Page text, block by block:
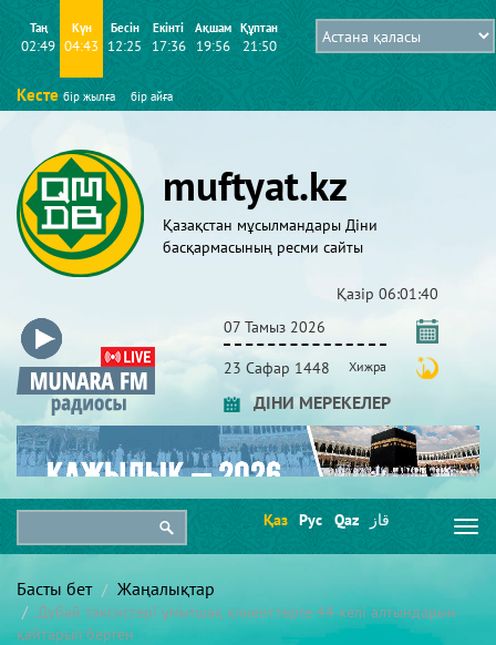
Таң
02:49
Күн
04:43
Бесін
12:25
Екінті
17:36
Ақшам
19:56
Құптан
21:50
Кесте бір жылға бір айға
muftyat.kz
Қазақстан мұсылмандары Діни
басқармасының ресми сайты
Қазір 06:01:41
07 Тамыз 2026
23 Сафар 1448 Хижра
ДІНИ МЕРЕКЕЛЕР
Қаз Рус Qaz قاز
Басты бет Жаңалықтар
Дубай таксистері ұмытшақ клиенттерге 44 келі алтындарын
қайтарып берген